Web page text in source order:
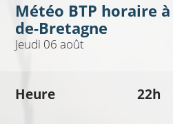
Météo BTP horaire à
de-Bretagne
Jeudi 06 août
Heure 22h